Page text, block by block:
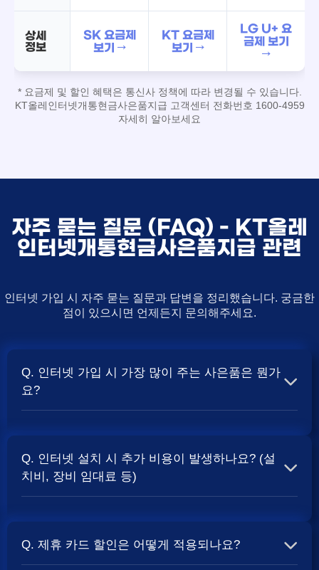
상세
정보
SK 요금제
보기 →
KT 요금제
보기 →
LG U+ 요
금제 보기
→
* 요금제 및 할인 혜택은 통신사 정책에 따라 변경될 수 있습니다.
KT올레인터넷개통현금사은품지급 고객센터 전화번호 1600-4959
자세히 알아보세요
자주 묻는 질문 (FAQ) - KT올레
인터넷개통현금사은품지급 관련
인터넷 가입 시 자주 묻는 질문과 답변을 정리했습니다. 궁금한
점이 있으시면 언제든지 문의해주세요.
Q. 인터넷 가입 시 가장 많이 주는 사은품은 뭔가
요?
보통 500Mbps 또는 1Gbps 인터넷을 TV와 결합하여 가입
할 때 현금 사은품 및 상품권 혜택이 더 크게 지급되는 경향
Q. 인터넷 설치 시 추가 비용이 발생하나요? (설
치비, 장비 임대료 등)
청구되는 경우가 많습니다. 다만, 인터넷 상품 및 프로모션
Q. 제휴 카드 할인은 어떻게 적용되나요?